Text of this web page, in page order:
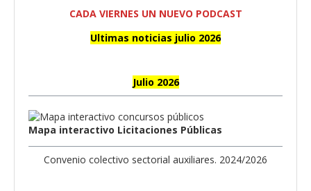
CADA VIERNES UN NUEVO PODCAST
Ultimas noticias julio 2026
Julio 2026
Mapa interactivo Licitaciones Públicas
Convenio colectivo sectorial auxiliares. 2024/2026